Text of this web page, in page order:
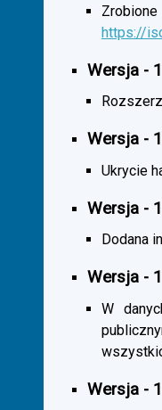
https://
Wersja -
Wersja -
Ukrycie
Wersja -
Dodana
Wersja -
W
Wersja -